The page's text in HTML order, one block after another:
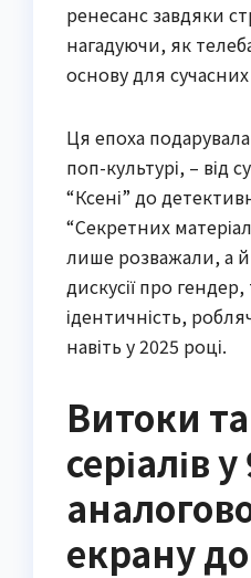
ренесанс завдяки
нагадуючи, як
основу для сучасних
Ця епоха
поп-культурі, – від
“Ксені” до
“Секретних
лише розважали, а
дискусії про гендер,
ідентичність,
навіть у 2025 році.
Витоки
серіалів
екрану до